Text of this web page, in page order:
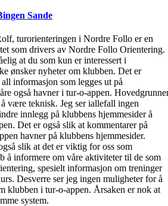
Sande
turorienteringen i Nordre Follo er en
som drivers av Nordre Follo Orientering.
at du som kun er interessert i
ønsker nyheter om klubben. Det er
informasjon som legges ut på
også havner i tur-o-appen.
være teknisk. Jeg ser iallefall ingen
innlegg på klubbens hjemmesider å
Det er også slik at kommentarer på
havner på klubbens hjemmesider.
slik at det er viktig for oss som
å informere om våre aktiviteter til de som
spesielt informasjon om treninger
Desverre ser jeg ingen muligheter for å
klubben i tur-o-appen. Årsaken er nok at
system.